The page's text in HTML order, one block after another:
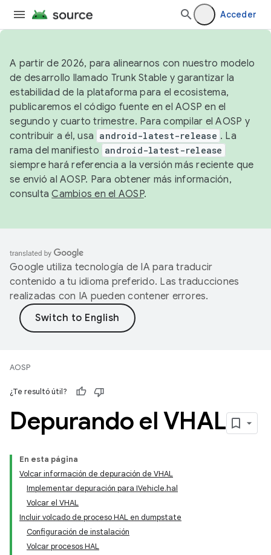
Acceder
A partir de 2026, para alinearnos con nuestro modelo
de desarrollo llamado Trunk Stable y garantizar la
estabilidad de la plataforma para el ecosistema,
publicaremos el código fuente en el AOSP en el
segundo y cuarto trimestre. Para compilar el AOSP y
contribuir a él, usa android-latest-release . La
rama del manifiesto android-latest-release
siempre hará referencia a la versión más reciente que
se envió al AOSP. Para obtener más información,
consultaCambios en el AOSP.
Google utiliza tecnología de IA para traducir
contenido a tu idioma preferido. Las traducciones
realizadas con IA pueden contener errores.
AOSP
¿Te resultó útil?
Depurando el VHAL
En esta página
Volcar información de depuración de VHAL
Implementar depuración para IVehicle.hal
Volcar el VHAL
Incluir volcado de proceso HAL en dumpstate
Configuración de instalación
Volcar procesos HAL